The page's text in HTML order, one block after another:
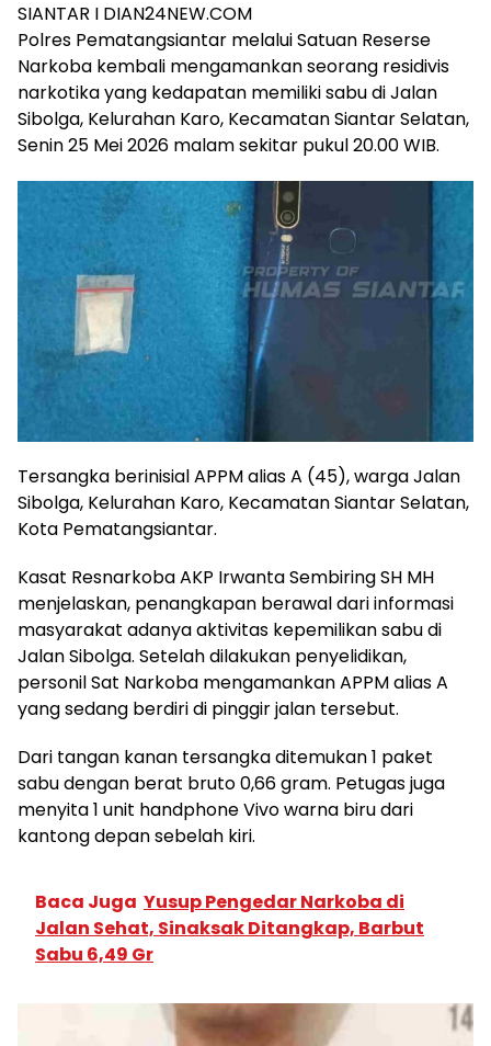
SIANTAR I DIAN24NEW.COM
Polres Pematangsiantar melalui Satuan Reserse
Narkoba kembali mengamankan seorang residivis
narkotika yang kedapatan memiliki sabu di Jalan
Sibolga, Kelurahan Karo, Kecamatan Siantar Selatan,
Senin 25 Mei 2026 malam sekitar pukul 20.00 WIB.
Tersangka berinisial APPM alias A (45), warga Jalan
Sibolga, Kelurahan Karo, Kecamatan Siantar Selatan,
Kota Pematangsiantar.
Kasat Resnarkoba AKP Irwanta Sembiring SH MH
menjelaskan, penangkapan berawal dari informasi
masyarakat adanya aktivitas kepemilikan sabu di
Jalan Sibolga. Setelah dilakukan penyelidikan,
personil Sat Narkoba mengamankan APPM alias A
yang sedang berdiri di pinggir jalan tersebut.
Dari tangan kanan tersangka ditemukan 1 paket
sabu dengan berat bruto 0,66 gram. Petugas juga
menyita 1 unit handphone Vivo warna biru dari
kantong depan sebelah kiri.
Baca Juga Yusup Pengedar Narkoba di
Jalan Sehat, Sinaksak Ditangkap, Barbut
Sabu 6,49 Gr